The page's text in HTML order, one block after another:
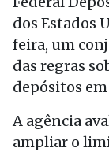
dos Estados
feira, um
das regras
depósitos
A agência
ampliar o